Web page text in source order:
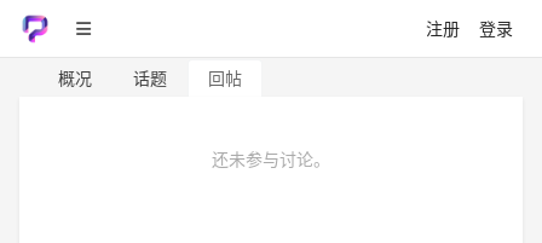
注册 登录
概况 话题 回帖
还未参与讨论。